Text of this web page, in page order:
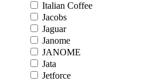
Italian Coffee
Jacobs
Jaguar
Janome
JANOME
Jata
Jetforce